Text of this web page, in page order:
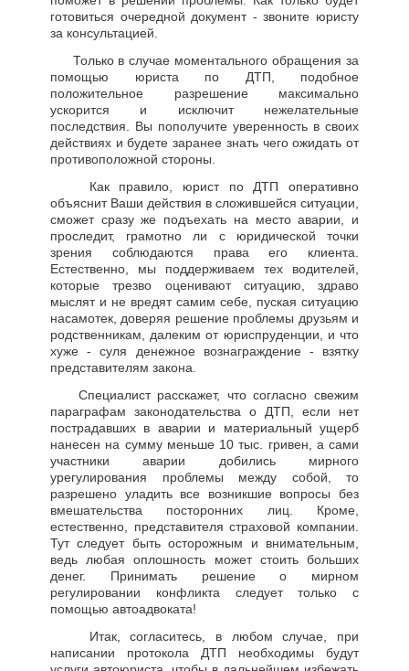
готовиться очередной документ - звоните юристу
за консультацией.
Только в случае моментального обращения за
помощью юриста по ДТП, подобное
положительное разрешение максимально
ускорится и исключит нежелательные
последствия. Вы пополучите уверенность в своих
действиях и будете заранее знать чего ожидать от
противоположной стороны.
Как правило, юрист по ДТП оперативно
объяснит Ваши действия в сложившейся ситуации,
сможет сразу же подъехать на место аварии, и
проследит, грамотно ли с юридической точки
зрения соблюдаются права его клиента.
Естественно, мы поддерживаем тех водителей,
которые трезво оценивают ситуацию, здраво
мыслят и не вредят самим себе, пуская ситуацию
насамотек, доверяя решение проблемы друзьям и
родственникам, далеким от юриспруденции, и что
хуже - суля денежное вознаграждение - взятку
представителям закона.
Специалист расскажет, что согласно свежим
параграфам законодательства о ДТП, если нет
пострадавших в аварии и материальный ущерб
нанесен на сумму меньше 10 тыс. гривен, а сами
участники аварии добились мирного
урегулирования проблемы между собой, то
разрешено уладить все возникшие вопросы без
вмешательства посторонних лиц. Кроме,
естественно, представителя страховой компании.
Тут следует быть осторожным и внимательным,
ведь любая оплошность может стоить больших
денег. Принимать решение о мирном
регулировании конфликта следует только с
помощью автоадвоката!
Итак, согласитесь, в любом случае, при
написании протокола ДТП необходимы будут